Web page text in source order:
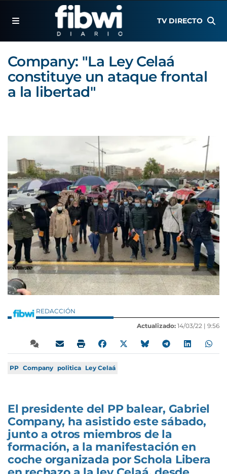
TV DIRECTO
Company: "La Ley Celaá
constituye un ataque frontal
a la libertad"
REDACCIÓN
Actualizado: 14/03/22 | 9:56
PP Company politica Ley Celaá
El presidente del PP balear, Gabriel
Company, ha asistido este sábado,
junto a otros miembros de la
formación, a la manifestación en
coche organizada por Schola Libera